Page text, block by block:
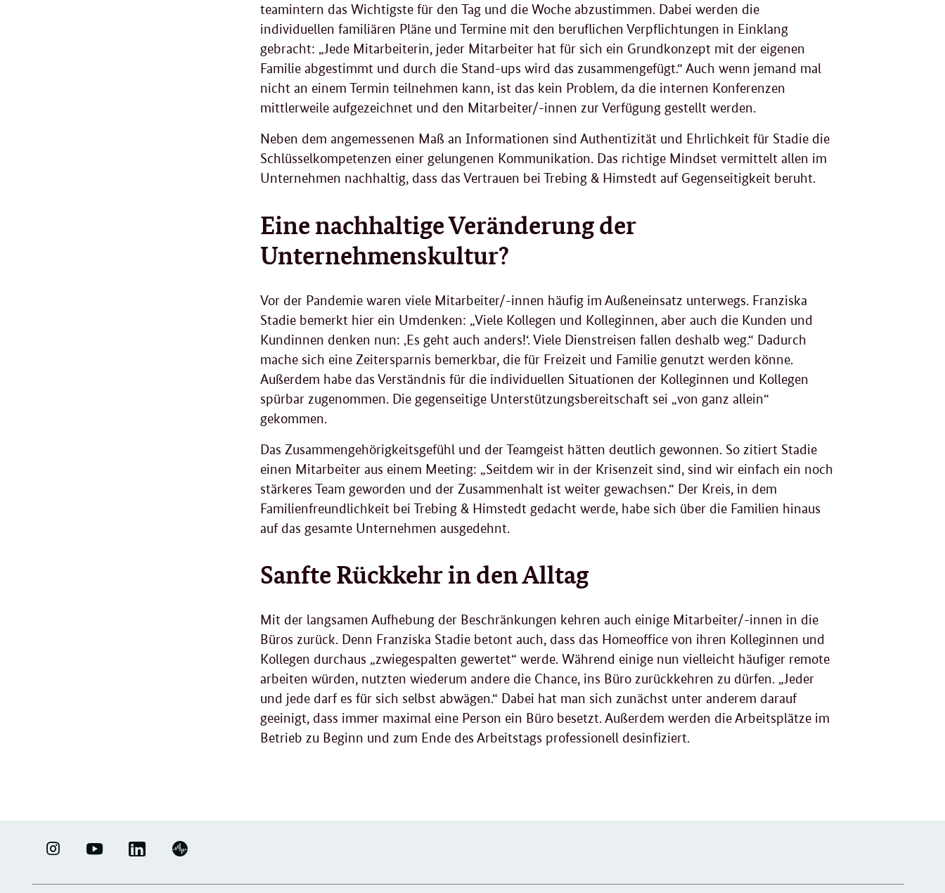
teamintern das Wichtigste für den Tag und die Woche abzustimmen. Dabei werden die
individuellen familiären Pläne und Termine mit den beruflichen Verpflichtungen in Einklang
gebracht: „Jede Mitarbeiterin, jeder Mitarbeiter hat für sich ein Grundkonzept mit der eigenen
Familie abgestimmt und durch die Stand-ups wird das zusammengefügt.“ Auch wenn jemand mal
nicht an einem Termin teilnehmen kann, ist das kein Problem, da die internen Konferenzen
mittlerweile aufgezeichnet und den Mitarbeiter/-innen zur Verfügung gestellt werden.
Neben dem angemessenen Maß an Informationen sind Authentizität und Ehrlichkeit für Stadie die
Schlüsselkompetenzen einer gelungenen Kommunikation. Das richtige Mindset vermittelt allen im
Unternehmen nachhaltig, dass das Vertrauen bei Trebing & Himstedt auf Gegenseitigkeit beruht.
Eine nachhaltige Veränderung der
Unternehmenskultur?
Vor der Pandemie waren viele Mitarbeiter/-innen häufig im Außeneinsatz unterwegs. Franziska
Stadie bemerkt hier ein Umdenken: „Viele Kollegen und Kolleginnen, aber auch die Kunden und
Kundinnen denken nun: ‚Es geht auch anders!‘. Viele Dienstreisen fallen deshalb weg.“ Dadurch
mache sich eine Zeitersparnis bemerkbar, die für Freizeit und Familie genutzt werden könne.
Außerdem habe das Verständnis für die individuellen Situationen der Kolleginnen und Kollegen
spürbar zugenommen. Die gegenseitige Unterstützungsbereitschaft sei „von ganz allein“
gekommen.
Das Zusammengehörigkeitsgefühl und der Teamgeist hätten deutlich gewonnen. So zitiert Stadie
einen Mitarbeiter aus einem Meeting: „Seitdem wir in der Krisenzeit sind, sind wir einfach ein noch
stärkeres Team geworden und der Zusammenhalt ist weiter gewachsen.“ Der Kreis, in dem
Familienfreundlichkeit bei Trebing & Himstedt gedacht werde, habe sich über die Familien hinaus
auf das gesamte Unternehmen ausgedehnt.
Sanfte Rückkehr in den Alltag
Mit der langsamen Aufhebung der Beschränkungen kehren auch einige Mitarbeiter/-innen in die
Büros zurück. Denn Franziska Stadie betont auch, dass das Homeoffice von ihren Kolleginnen und
Kollegen durchaus „zwiegespalten gewertet“ werde. Während einige nun vielleicht häufiger remote
arbeiten würden, nutzten wiederum andere die Chance, ins Büro zurückkehren zu dürfen. „Jeder
und jede darf es für sich selbst abwägen.“ Dabei hat man sich zunächst unter anderem darauf
geeinigt, dass immer maximal eine Person ein Büro besetzt. Außerdem werden die Arbeitsplätze im
Betrieb zu Beginn und zum Ende des Arbeitstags professionell desinfiziert.
ERFOLGSFAKTOR
YOUTUBE LINKEDIN
UNTERNEHMENSNETZWERK
PODIGEE